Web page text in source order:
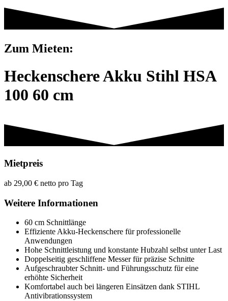
Zum Mieten:
Heckenschere Akku Stihl HSA
100 60 cm
Mietpreis
ab 29,00 € netto pro Tag
Weitere Informationen
60 cm Schnittlänge
Effiziente Akku-Heckenschere für professionelle
Anwendungen
Hohe Schnittleistung und konstante Hubzahl selbst unter Last
Doppelseitig geschliffene Messer für präzise Schnitte
Aufgeschraubter Schnitt- und Führungsschutz für eine
erhöhte Sicherheit
Komfortabel auch bei längeren Einsätzen dank STIHL
Antivibrationssystem